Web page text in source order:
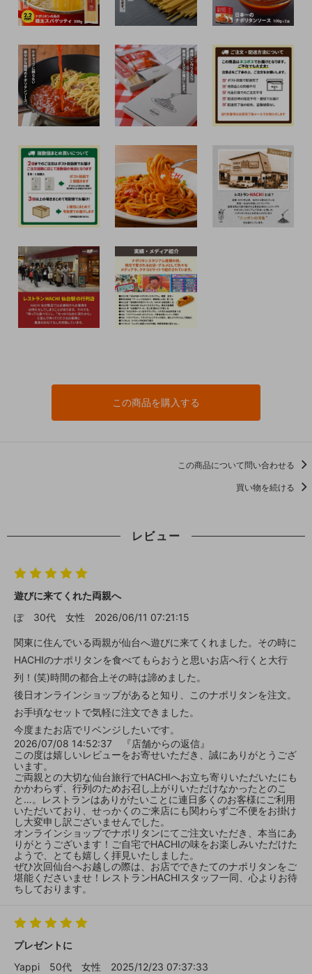
この商品を購入する
この商品について問い合わせる
買い物を続ける
レビュー
遊びに来てくれた両親へ
ぽ
30代 女性 2026/06/11 07:21:15
関東に住んでいる両親が仙台へ遊びに来てくれました。その時に
HACHIのナポリタンを食べてもらおうと思いお店へ行くと大行
列！(笑)時間の都合上その時は諦めました。
後日オンラインショップがあると知り、このナポリタンを注文。
お手頃なセットで気軽に注文できました。
今度またお店でリベンジしたいです。
2026/07/08 14:52:37 『店舗からの返信』
この度は嬉しいレビューをお寄せいただき、誠にありがとうござ
います。
ご両親との大切な仙台旅行でHACHIへお立ち寄りいただいたにも
かかわらず、行列のためお召し上がりいただけなかったとのこ
と…。レストランはありがたいことに連日多くのお客様にご利用
いただいており、せっかくのご来店にも関わらずご不便をお掛け
し大変申し訳ございませんでした。
オンラインショップでナポリタンにてご注文いただき、本当にあ
りがとうございます！ご自宅でHACHIの味をお楽しみいただけた
ようで、とても嬉しく拝見いたしました。
ぜひ次回仙台へお越しの際は、お店でできたてのナポリタンをご
堪能くださいませ！レストランHACHIスタッフ一同、心よりお待
ちしております。
プレゼントに
Yappi
50代 女性 2025/12/23 07:37:33